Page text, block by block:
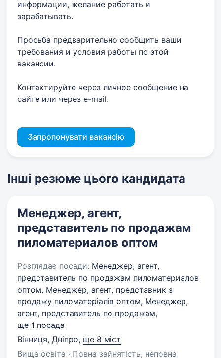
информации, желание работать и
зарабатывать.
Просьба предварительно сообщить ваши
требования и условия работы по этой
вакансии.
Контактируйте через личное сообщение на
сайте или через e-mail.
Запропонувати вакансію
Інші резюме цього кандидата
Менеджер, агент,
представитель по продажам
пиломатериалов оптом
Розглядає посади: Менеджер, агент,
представитель по продажам пиломатериалов
оптом, Менеджер, агент, представник з
продажу пиломатеріалів оптом, Менеджер,
агент, представитель по продажам,
ще 1 посада
Вінниця, Дніпро, ще 8 міст
Вища освіта · Повна зайнятість, неповна